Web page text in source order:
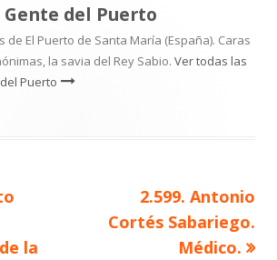
Gente del Puerto
de El Puerto de Santa María (España). Caras
la savia del Rey Sabio. Ver todas las
Puerto
la
Artículo
siguiente
2.599. Antonio
Cortés Sabariego.
Médico.